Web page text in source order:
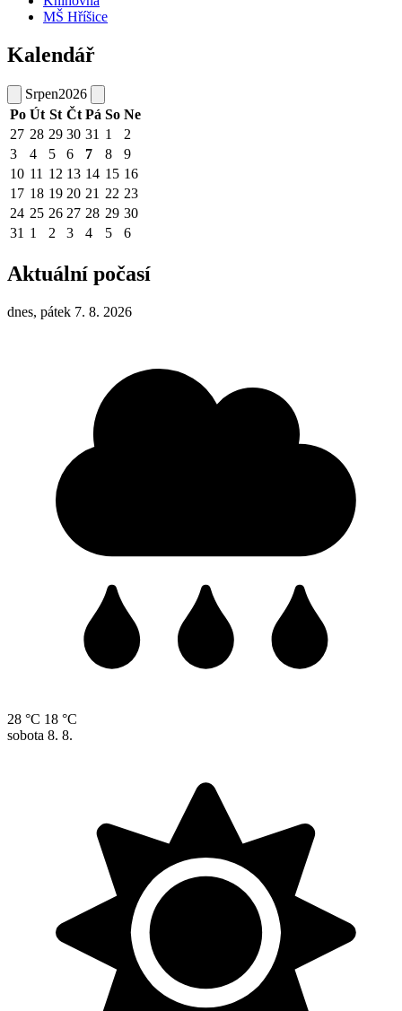
MŠ Hříšice
Kalendář
Srpen2026
Po Út St Čt Pá So Ne
27 28 29 30 31 1
2
3
4 5 6 7 8
9
10 11 12 13 14 15 16
17 18 19 20 21 22 23
24 25 26 27 28 29 30
31 1 2 3 4 5 6
Aktuální počasí
dnes, pátek 7. 8. 2026
28 °C 18 °C
sobota 8. 8.